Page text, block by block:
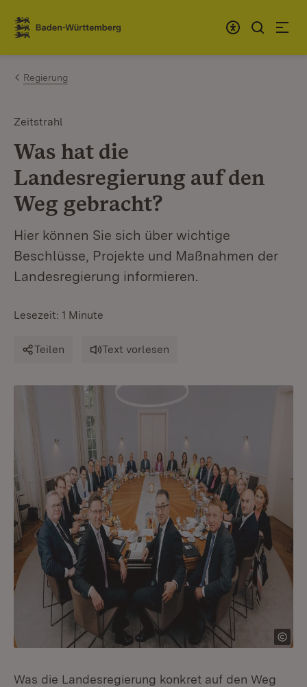
Zum Inhalt springen
Link zur Startseite
Regierung
Zeitstrahl
Was hat die
Landesregierung auf den
Weg gebracht?
Hier können Sie sich über wichtige
Beschlüsse, Projekte und Maßnahmen der
Landesregierung informieren.
Lesezeit: 1 Minute
Teilen Text vorlesen
Was die Landesregierung konkret auf den Weg